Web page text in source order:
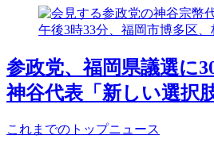
参政党、福岡県議選に
神谷代表「新しい選択
これまでのトップニュース